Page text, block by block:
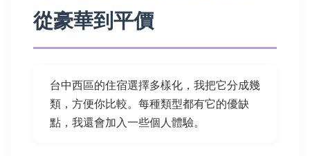
從豪華到平價
台中西區的住宿選擇多樣化，我把它分成幾
類，方便你比較。每種類型都有它的優缺
點，我還會加入一些個人體驗。